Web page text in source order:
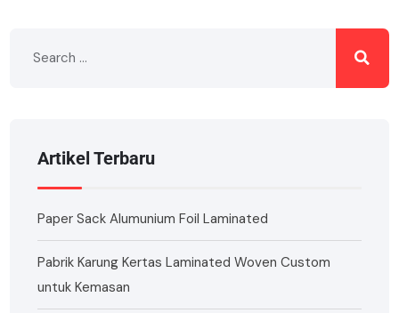
Artikel Terbaru
Paper Sack Alumunium Foil Laminated
Pabrik Karung Kertas Laminated Woven Custom
untuk Kemasan